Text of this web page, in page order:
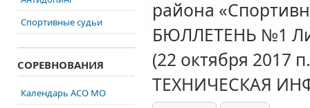
района
БЮЛЛЕТЕНЬ №1
(22 октября 2017
ТЕХНИЧЕСКАЯ
Спортивные судьи
СОРЕВНОВАНИЯ
Календарь АСО МО